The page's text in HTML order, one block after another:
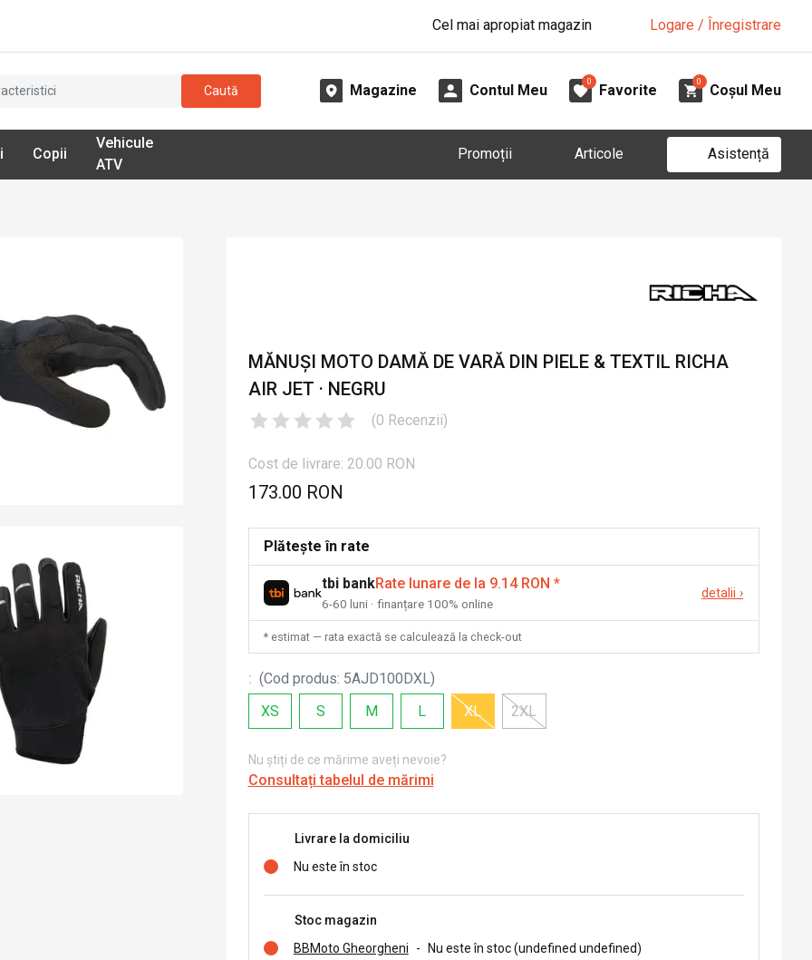
Cel mai apropiat magazin Logare / Înregistrare
Caută Magazine Contul Meu
0
Favorite
0
Coșul Meu
Copii
Vehicule
ATV
Promoții Articole Asistență
MĂNUȘI MOTO DAMĂ DE VARĂ DIN PIELE & TEXTIL RICHA
AIR JET · NEGRU
(0 Recenzii)
Cost de livrare: 20.00 RON
173.00 RON
Plătește în rate
tbi bankRate lunare de la 9.14 RON *
6-60 luni · finanțare 100% online
detalii ›
* estimat — rata exactă se calculează la check-out
: (Cod produs: 5AJD100DXL)
XS
S M L XL 2XL
Nu știți de ce mărime aveți nevoie?
Consultați tabelul de mărimi
Livrare la domiciliu
Nu este în stoc
Stoc magazin
BBMoto Gheorgheni
-
Nu este în stoc (undefined undefined)